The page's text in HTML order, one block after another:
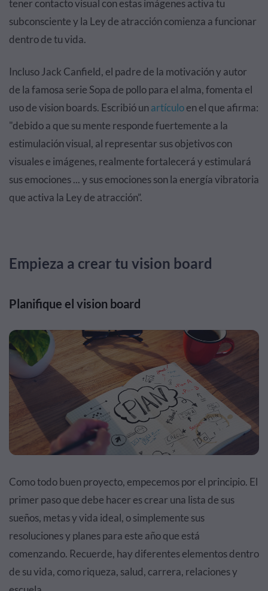
tener contacto visual con estas imágenes activa tu
subconsciente y la Ley de atracción comienza a funcionar
dentro de tu vida.
Incluso Jack Canfield, el padre de la motivación y autor
de la famosa serie Sopa de pollo para el alma, fomenta el
uso de vision boards. Escribió unartículoen el que afirma:
"debido a que su mente responde fuertemente a la
estimulación visual, al representar sus objetivos con
visuales e imágenes, realmente fortalecerá y estimulará
sus emociones ... y sus emociones son la energía vibratoria
que activa la Ley de atracción”.
Empieza a crear tu vision board
Planifique el vision board
Como todo buen proyecto, empecemos por el principio. El
primer paso que debe hacer es crear una lista de sus
sueños, metas y vida ideal, o simplemente sus
resoluciones y planes para este año que está
comenzando. Recuerde, hay diferentes elementos dentro
de su vida, como riqueza, salud, carrera, relaciones y